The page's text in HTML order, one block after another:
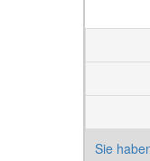
Sie